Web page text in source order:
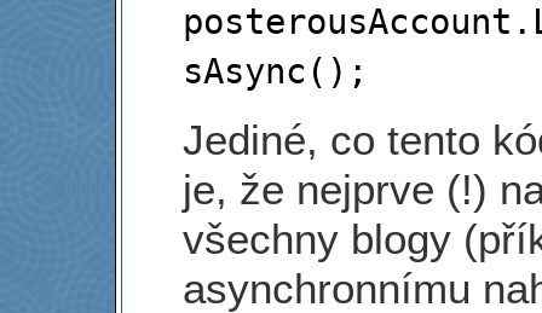
Jediné, co tento
je, že nejprve (!)
všechny blogy
asynchronnímu